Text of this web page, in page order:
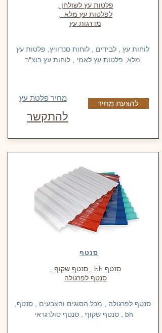
פלטות עץ לשולחן ,
לפלטות עץ מלא ,
מדרגות עץ
לוחות עץ , לבידים , לוחות סנדוויץ, פלטות עץ
מלא, פלטות עץ לאמי , לוחות עץ בוצ"ר
מחיר פלטת עץ
להתקשר
להצעת מחיר
סנטף
סנטף bh
,סנטף שקוף ,
סנטף לפרגולה
סנטף לפרגולה , מכל הסוגים והצבעים , סנטף,
bh , סנטף שקוף , סנטף סולרגראי